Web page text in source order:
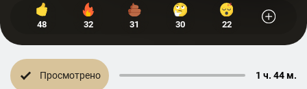
48 32 31 30 22
Просмотрено 1 ч. 44 м.